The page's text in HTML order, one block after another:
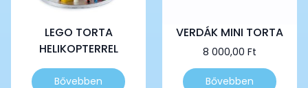
LEGO TORTA
HELIKOPTERREL
Bővebben
Ennek
VERDÁK MINI TORTA
8 000,00 Ft
Bővebben
Ennek